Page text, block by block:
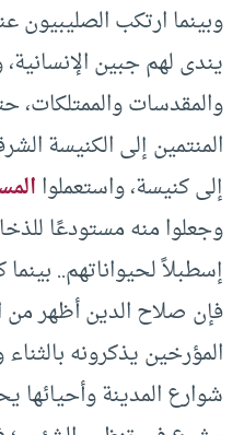
وبينما ارتكب الصليبيون
يندى لهم جبين
والمقدسات والممتلكات،
المنتمين إلى الكنيسة
إلى كنيسة، واستعملوا
وجعلوا منه مستودعًا
إسطبلاً لحيواناتهم..
فإن صلاح الدين أظهر من
المؤرخين يذكرونه
شوارع المدينة وأحيائها